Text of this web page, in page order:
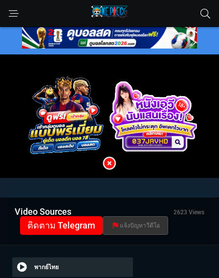
Video Sources 2623 Views
ติดตาม Telegram แจ้งปัญหาวีดีโอ
พากย์ไทย